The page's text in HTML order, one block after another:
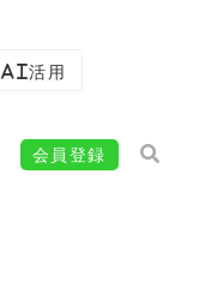
AI活用
会員登録